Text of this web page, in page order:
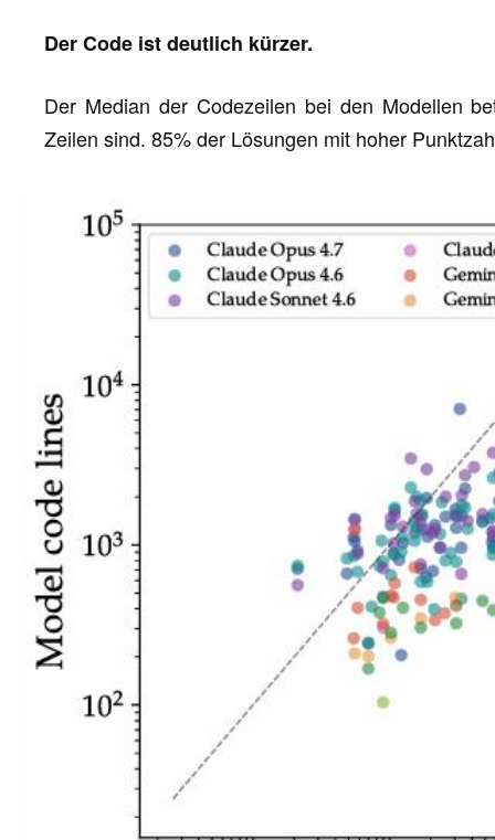
Der Code ist deutlich kürzer.
Der Median der Codezeilen bei den Modellen
Zeilen sind. 85% der Lösungen mit hoher